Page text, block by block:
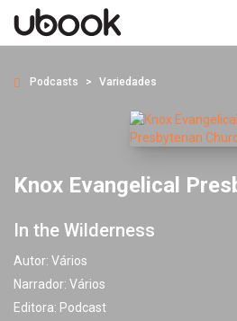
Podcasts Variedades
Knox Evangelical
In the Wilderness
Autor: Vários
Narrador: Vários
Editora: Podcast